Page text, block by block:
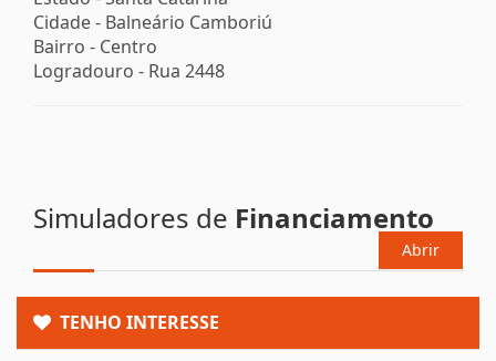
Cidade - Balneário Camboriú
Bairro - Centro
Logradouro - Rua 2448
Simuladores de Financiamento
Abrir
TENHO INTERESSE